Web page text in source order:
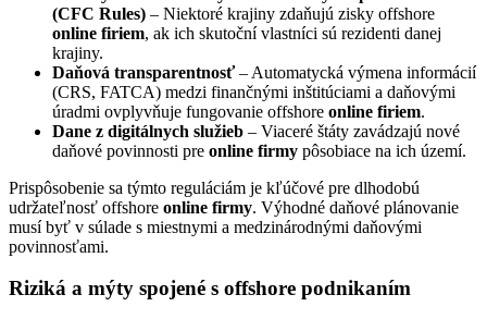
(CFC Rules) – Niektoré krajiny zdaňujú zisky offshore
online firiem, ak ich skutoční vlastníci sú rezidenti danej
krajiny.
Daňová transparentnosť– Automatycká výmena informácií
(CRS, FATCA) medzi finančnými inštitúciami a daňovými
úradmi ovplyvňuje fungovanie offshore online firiem.
Dane z digitálnych služieb – Viaceré štáty zavádzajú nové
daňové povinnosti pre online firmy pôsobiace na ich území.
Prispôsobenie sa týmto reguláciám je kľúčové pre dlhodobú
udržateľnosť offshore online firmy. Výhodné daňové plánovanie
musí byť v súlade s miestnymi a medzinárodnými daňovými
povinnosťami.
Riziká a mýty spojené s offshore podnikaním